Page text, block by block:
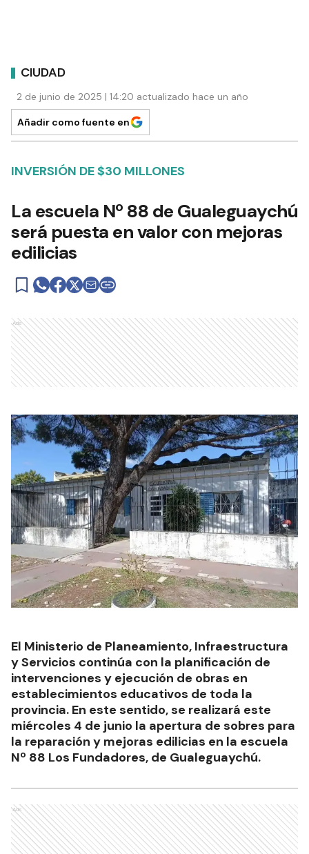
CIUDAD
2 de junio de 2025 | 14:20 actualizado hace un año
Añadir como fuente en
INVERSIÓN DE $30 MILLONES
La escuela Nº 88 de Gualeguaychú
será puesta en valor con mejoras
edilicias
Ads
El Ministerio de Planeamiento, Infraestructura
y Servicios continúa con la planificación de
intervenciones y ejecución de obras en
establecimientos educativos de toda la
provincia. En este sentido, se realizará este
miércoles 4 de junio la apertura de sobres para
la reparación y mejoras edilicias en la escuela
Nº 88 Los Fundadores, de Gualeguaychú.
Ads